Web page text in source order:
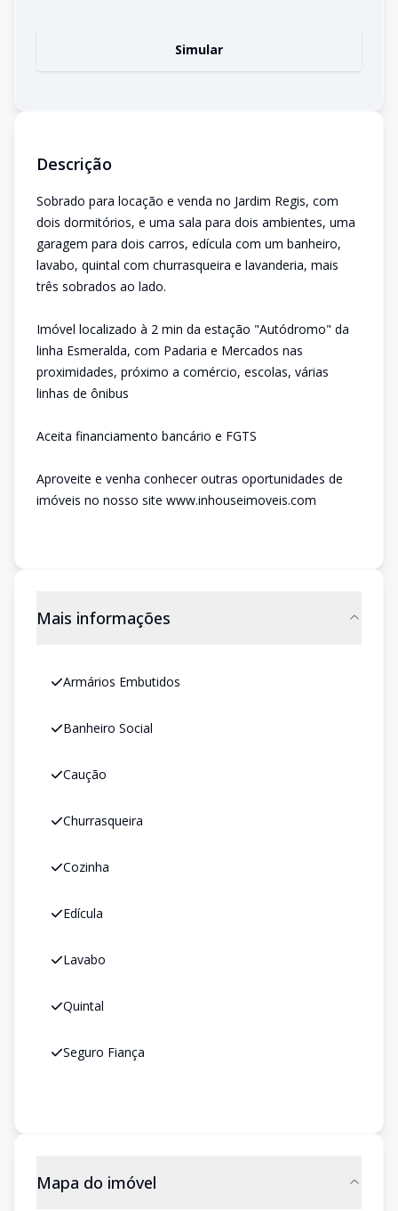
Simular
Descrição
Sobrado para locação e venda no Jardim Regis, com
dois dormitórios, e uma sala para dois ambientes, uma
garagem para dois carros, edícula com um banheiro,
lavabo, quintal com churrasqueira e lavanderia, mais
três sobrados ao lado.
Imóvel localizado à 2 min da estação "Autódromo" da
linha Esmeralda, com Padaria e Mercados nas
proximidades, próximo a comércio, escolas, várias
linhas de ônibus
Aceita financiamento bancário e FGTS
Aproveite e venha conhecer outras oportunidades de
imóveis no nosso site www.inhouseimoveis.com
Mais informações
Armários Embutidos
Banheiro Social
Caução
Churrasqueira
Cozinha
Edícula
Lavabo
Quintal
Seguro Fiança
Mapa do imóvel